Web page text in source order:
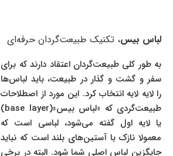
لباس بیس، تکنیک طبیعت‌گردان حرفه‌ای
به طور کلی طبیعت‌گردان اعتقاد دارند که برای
سفر و گشت و گذار در طبیعت، باید لباس‌ها
را لایه لایه انتخاب کرد. این مورد از اصطلاحات
طبیعت‌گردی که «لباس بیس»(base layer)
یا لایه اول گفته می‌شود، لباسی است که
معمولا نازک با آستین‌های بلند است که نباید
جایگزین لباس اصلی شما شود. البته در برخی